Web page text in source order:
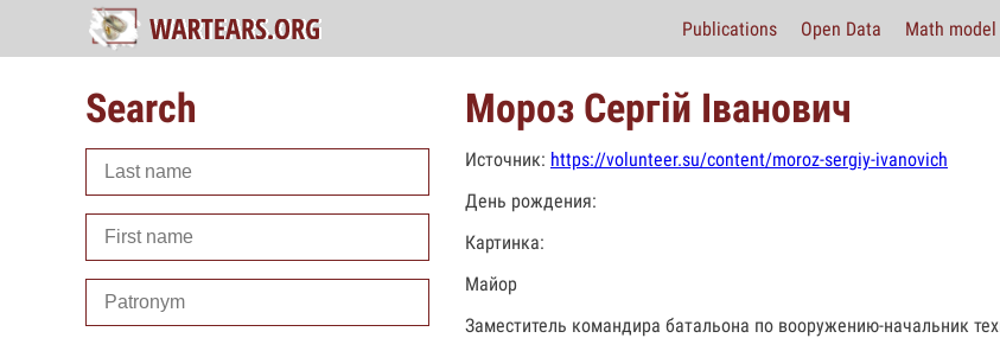
Publications Open Data Math model
Search Мороз Сергій Іванович
Источник: https://volunteer.su/content/moroz-sergiy-ivanovich
День рождения:
Картинка:
Майор
Заместитель командира батальона по вооружению-начальник